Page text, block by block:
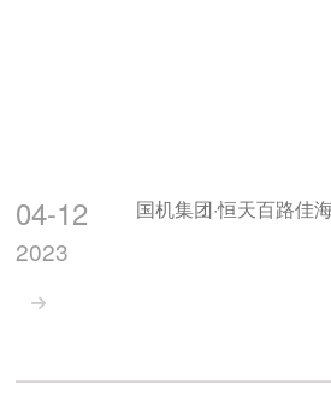
04-12
2023
